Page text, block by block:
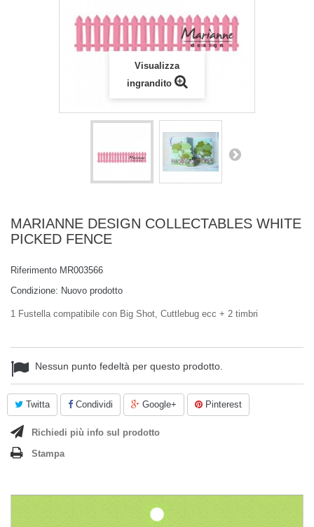
Visualizza
ingrandito
MARIANNE DESIGN COLLECTABLES WHITE
PICKED FENCE
Riferimento MR003566
Condizione: Nuovo prodotto
1 Fustella compatibile con Big Shot, Cuttlebug ecc + 2 timbri
Nessun punto fedeltà per questo prodotto.
Twitta Condividi Google+ Pinterest
Richiedi più info sul prodotto
Stampa